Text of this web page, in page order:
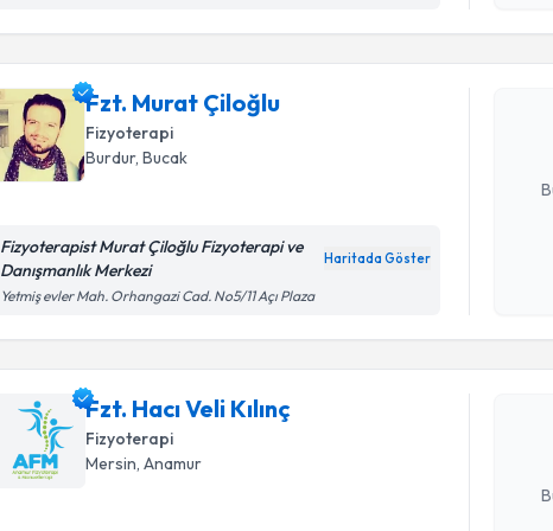
Fzt. Murat Çiloğlu
Fizyoterapi
Burdur, Bucak
Fizyoterapist Murat Çiloğlu Fizyoterapi ve
Danışmanlık Merkezi
Haritada Göster
Yetmiş evler Mah. Orhangazi Cad. No5/11 Açı Plaza
Fzt.
uzmandan
Fzt. Hacı Veli Kılınç
Fizyoterapi
Mersin , Anamur
Fzt. Hacı
bu